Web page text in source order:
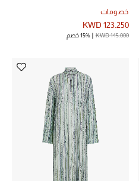
خصومات
KWD 123.250
KWD 145.000 15% خصم